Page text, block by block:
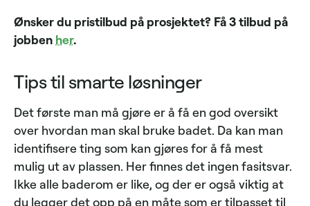
Ønsker du pristilbud på prosjektet? Få 3 tilbud på
jobben her.
Tips til smarte løsninger
Det første man må gjøre er å få en god oversikt
over hvordan man skal bruke badet. Da kan man
identifisere ting som kan gjøres for å få mest
mulig ut av plassen. Her finnes det ingen fasitsvar.
Ikke alle baderom er like, og der er også viktig at
du legger det opp på en måte som er tilpasset til